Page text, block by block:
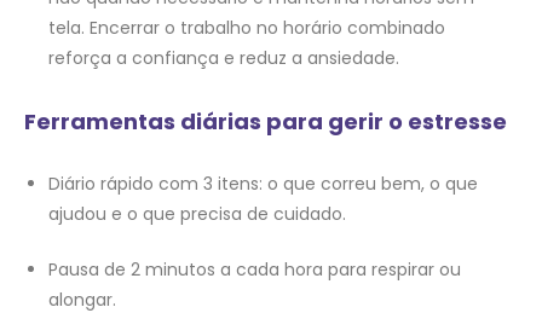
tela. Encerrar o trabalho no horário combinado
reforça a confiança e reduz a ansiedade.
Ferramentas diárias para gerir o estresse
Diário rápido com 3 itens: o que correu bem, o que
ajudou e o que precisa de cuidado.
Pausa de 2 minutos a cada hora para respirar ou
alongar.